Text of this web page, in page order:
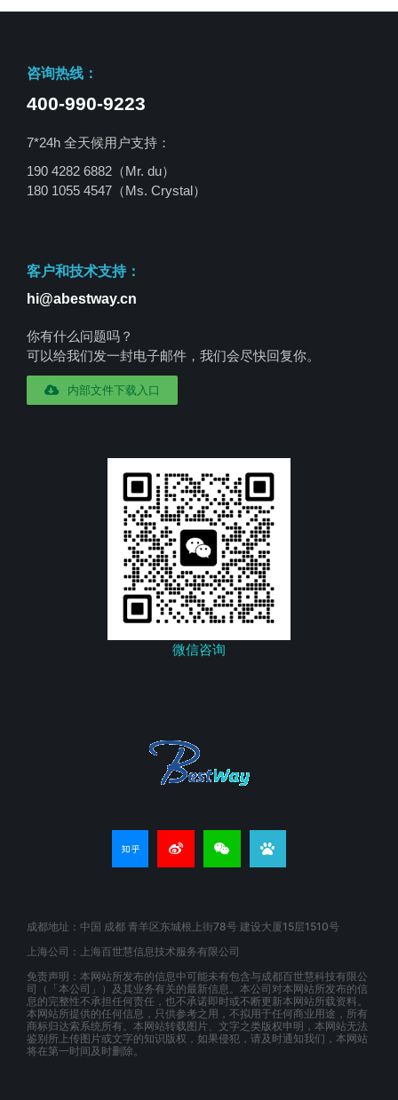
咨询热线：
400-990-9223
7*24h 全天候用户支持：
190 4282 6882（Mr. du）
180 1055 4547 （Ms. Crystal）
客户和技术支持：
hi@abestway.cn
你有什么问题吗？
可以给我们发一封电子邮件，我们会尽快回复你。
内部文件下载入口
微信咨询
成都地址：中国 成都 青羊区东城根上街78号 建设大厦15层1510号
上海公司：上海百世慧信息技术服务有限公司
免责声明：本网站所发布的信息中可能未有包含与成都百世慧科技有限公
司（「本公司」）及其业务有关的最新信息。本公司对本网站所发布的信
息的完整性不承担任何责任，也不承诺即时或不断更新本网站所载资料。
本网站所提供的任何信息，只供参考之用，不拟用于任何商业用途，所有
商标归达索系统所有。本网站转载图片、文字之类版权申明，本网站无法
鉴别所上传图片或文字的知识版权，如果侵犯，请及时通知我们，本网站
将在第一时间及时删除。